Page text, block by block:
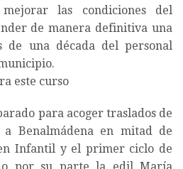
las condiciones del
de manera definitiva una
de una década del personal
este curso
para acoger traslados de
Benalmádena en mitad de
Infantil y el primer ciclo de
por su parte la edil María